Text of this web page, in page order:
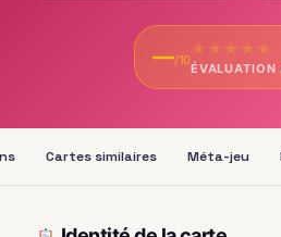
—/10
★ ★ ★ ★ ★
ÉVALUATION
Cartes similaires Méta-jeu